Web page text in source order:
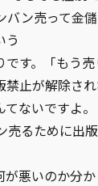
バン売って金
う
です。「もう
禁止が解除さ
ないですよ。
売るために出
が悪いのか分